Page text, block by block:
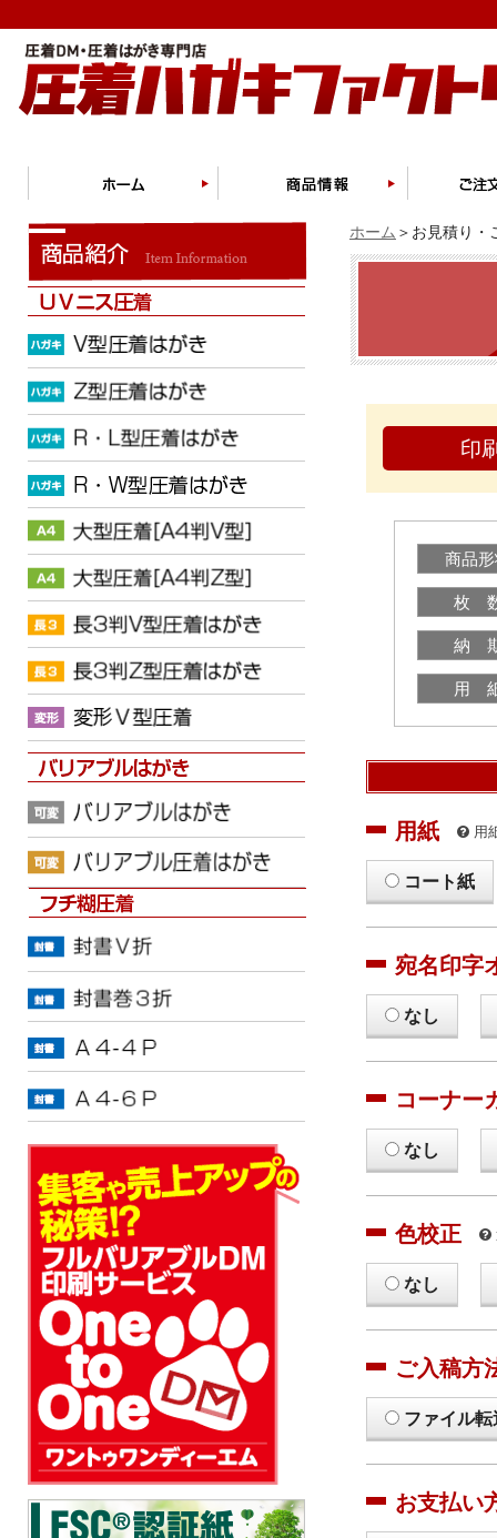
ホーム ＞お見積り・
印
商品
枚
納
用
用紙 用
コート紙
宛名印字
なし
コーナー
なし
色校正
なし
ご入稿方
ファイル
お支払い